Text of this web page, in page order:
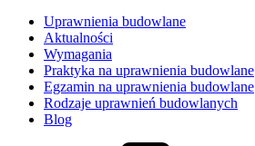
Uprawnienia budowlane
Aktualności
Wymagania
Praktyka na uprawnienia budowlane
Egzamin na uprawnienia budowlane
Rodzaje uprawnień budowlanych
Blog